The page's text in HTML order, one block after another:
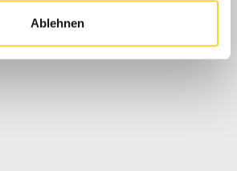
Ablehnen
Datenschutzerklärung